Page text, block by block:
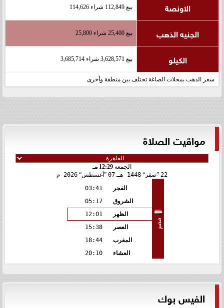
الاونصة بيع 112,849 شراء 114,626
الجنيه الذهب بيع 25,400 شراء 25,800
الكيلو بيع 3,628,571 شراء 3,685,714
سعر الذهب بمحلات الصاغة تختلف بين منطقة وأخرى
مواقيت الصلاة
الجمعة 12:29 مـ
22 صفر 1448 هـ 07 أغسطس 2026 م
مصر
الفجر
03:41
الشروق
05:17
الظهر
12:01
العصر
15:38
المغرب
18:44
العشاء
20:10
الفيس بوك